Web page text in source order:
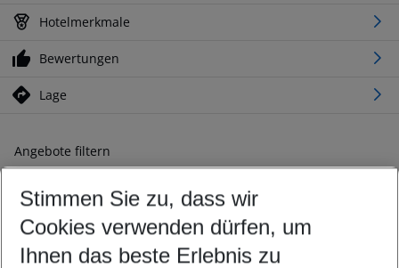
Hotelmerkmale
Bewertungen
Lage
Angebote filtern
Ändern Sie Ihre Kriterien nach Ihren Wünschen
Abflughafen wählen
Beliebiger Abflughafen
Reisezeitraum wählen
08.08.26– 06.08.27 5-8 Nächte
Stimmen Sie zu, dass wir
Cookies verwenden dürfen, um
Ihnen das beste Erlebnis zu